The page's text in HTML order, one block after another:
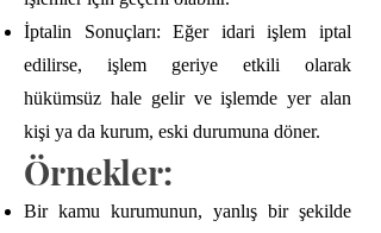
İptalin Sonuçları: Eğer idari işlem iptal
edilirse, işlem geriye etkili olarak
hükümsüz hale gelir ve işlemde yer alan
kişi ya da kurum, eski durumuna döner.
Örnekler:
Bir kamu kurumunun, yanlış bir şekilde